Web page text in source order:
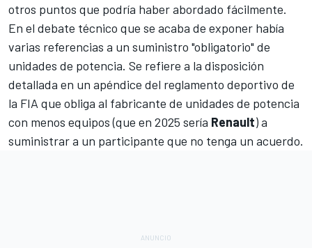
otros puntos que podría haber abordado fácilmente.
En el debate técnico que se acaba de exponer había
varias referencias a un suministro "obligatorio" de
unidades de potencia. Se refiere a la disposición
detallada en un apéndice del reglamento deportivo de
la FIA que obliga al fabricante de unidades de potencia
con menos equipos (que en 2025 sería Renault) a
suministrar a un participante que no tenga un acuerdo.